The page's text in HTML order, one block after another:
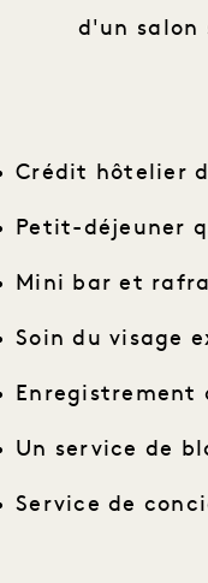
d'un salon
Crédit hôtelier
Petit-déjeuner
Mini bar et
Soin du visage
Un service de
Service de